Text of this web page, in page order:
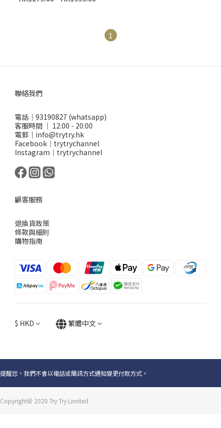
1
聯絡我們
電話｜93190827 (whatsapp)
客服時間 ｜ 12:00 - 20:00
電郵｜info@trytry.hk
Facebook｜trytrychannel
Instagram｜trytrychannel
顧客服務
退換貨政策
條款與細則
購物指南
$ HKD 繁體中文
提醒您，我們不會以電話或簡訊方式通知變更付款方式。
Copyright© 2020 Try Try Limited